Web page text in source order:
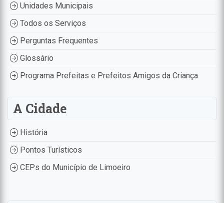
Unidades Municipais
Todos os Serviços
Perguntas Frequentes
Glossário
Programa Prefeitas e Prefeitos Amigos da Criança
A Cidade
História
Pontos Turísticos
CEPs do Município de Limoeiro